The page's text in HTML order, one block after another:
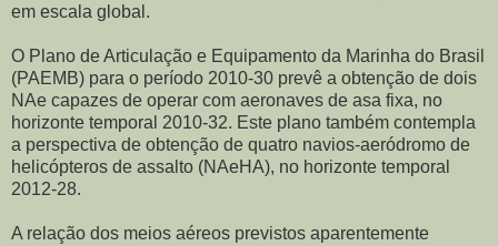
em escala global.
O Plano de Articulação e Equipamento da Marinha do Brasil
(PAEMB) para o período 2010-30 prevê a obtenção de dois
NAe capazes de operar com aeronaves de asa fixa, no
horizonte temporal 2010-32. Este plano também contempla
a perspectiva de obtenção de quatro navios-aeródromo de
helicópteros de assalto (NAeHA), no horizonte temporal
2012-28.
A relação dos meios aéreos previstos aparentemente